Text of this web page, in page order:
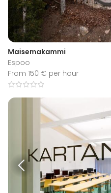
Maisemakammi
Espoo
From 150 € per hour